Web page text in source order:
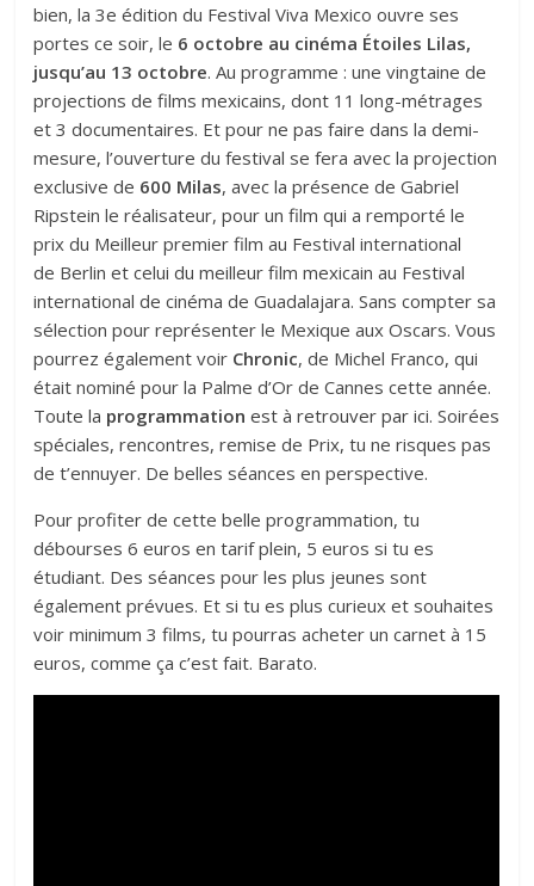
bien, la 3e édition du Festival Viva Mexico ouvre ses
portes ce soir, le 6 octobre au cinéma Étoiles Lilas,
jusqu’au 13 octobre. Au programme : une vingtaine de
projections de films mexicains, dont 11 long-métrages
et 3 documentaires. Et pour ne pas faire dans la demi-
mesure, l’ouverture du festival se fera avec la projection
exclusive de 600 Milas, avec la présence de Gabriel
Ripstein le réalisateur, pour un film qui a remporté le
prix du Meilleur premier film au Festival international
de Berlin et celui du meilleur film mexicain au Festival
international de cinéma de Guadalajara. Sans compter sa
sélection pour représenter le Mexique aux Oscars. Vous
pourrez également voir Chronic, de Michel Franco, qui
était nominé pour la Palme d’Or de Cannes cette année.
Toute la programmation est à retrouver par ici. Soirées
spéciales, rencontres, remise de Prix, tu ne risques pas
de t’ennuyer. De belles séances en perspective.
Pour profiter de cette belle programmation, tu
débourses 6 euros en tarif plein, 5 euros si tu es
étudiant. Des séances pour les plus jeunes sont
également prévues. Et si tu es plus curieux et souhaites
voir minimum 3 films, tu pourras acheter un carnet à 15
euros, comme ça c’est fait. Barato.